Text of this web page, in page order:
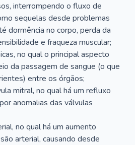
interrompendo o fluxo de
sequelas desde problemas
dormência no corpo, perda da
e fraqueza muscular;
no qual o principal aspecto
da passagem de sangue (o que
entre os órgãos;
mitral, no qual há um refluxo
anomalias das válvulas
no qual há um aumento
arterial, causando desde